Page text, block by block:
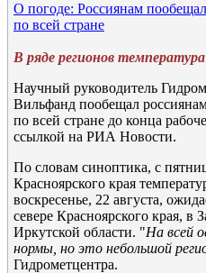
О погоде: Россиянам
по всей стране
В ряде регионов
Научный руководитель
Вильфанд пообещал
по всей стране до конца
ссылкой на РИА Новости.
По словам синоптика, с
Красноярского края
воскресенье, 22 августа,
севере Красноярского края, в
Иркутской области. "На всей
нормы, но это небольшой
Гидрометцентра.